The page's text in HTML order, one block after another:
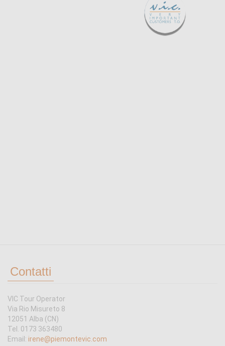
Contatti
VIC Tour Operator
Via Rio Misureto 8
12051 Alba (CN)
Tel. 0173 363480
Email: irene@piemontevic.com